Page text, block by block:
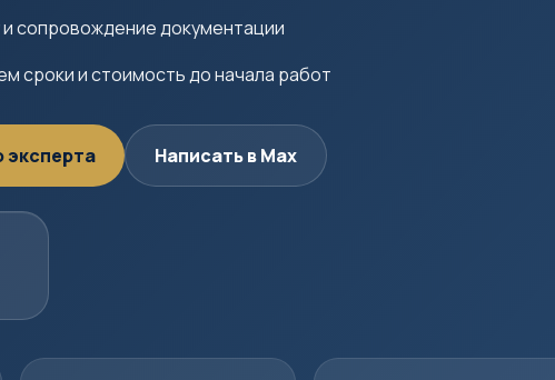
сопровождение документации
сроки и стоимость до начала работ
эксперта Написать в Max